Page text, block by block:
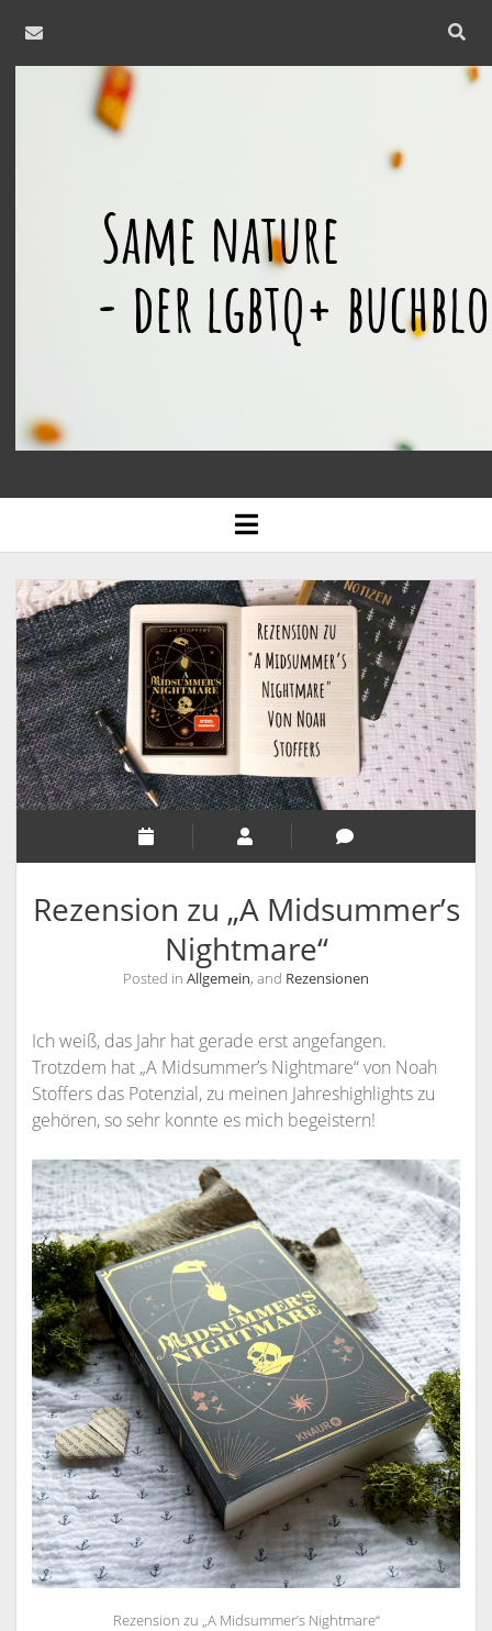
email
Open
bar
same
nature
open
menu
Rezension zu „A Midsummer’s
Nightmare“
Posted in Allgemein, and Rezensionen
Ich weiß, das Jahr hat gerade erst angefangen.
Trotzdem hat „A Midsummer’s Nightmare“ von Noah
Stoffers das Potenzial, zu meinen Jahreshighlights zu
gehören, so sehr konnte es mich begeistern!
Rezension zu „A Midsummer’s Nightmare“